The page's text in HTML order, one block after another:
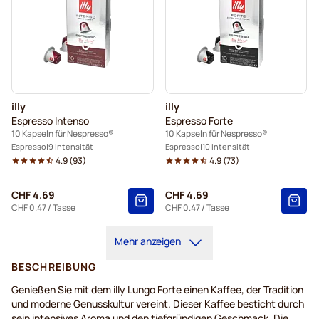
illy
Espresso Intenso
10 Kapseln für Nespresso®
Espresso 9 Intensität
4.9(93)
CHF 4.69
CHF 0.47/ Tasse
illy
Espresso Forte
10 Kapseln für Nespresso®
Espresso 10 Intensität
4.9(73)
CHF 4.69
CHF 0.47/ Tasse
Mehr anzeigen
BESCHREIBUNG
Genießen Sie mit dem illy Lungo Forte einen Kaffee, der Tradition
und moderne Genusskultur vereint. Dieser Kaffee besticht durch